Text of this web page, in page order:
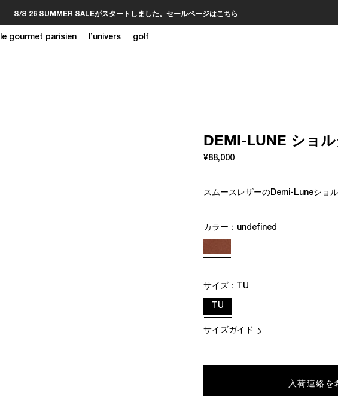
S/S 26 SUMMER SALEがスタートしました。セールページはこちら
le gourmet parisien l’univers golf
DEMI-LUNE ショ
¥88,000
スムースレザーのDemi-Luneショ
カラー： undefined
サイズ： TU
TU
サイズガイド
入荷連絡を